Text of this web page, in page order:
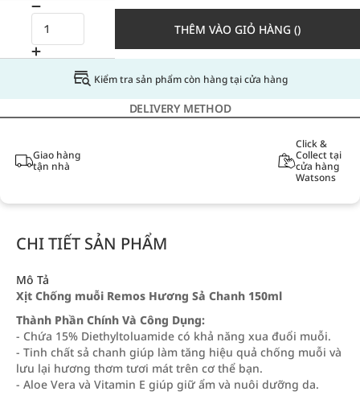
THÊM VÀO GIỎ HÀNG ()
Kiểm tra sản phẩm còn hàng tại cửa hàng
DELIVERY METHOD
Giao hàng
tận nhà
Click &
Collect tại
cửa hàng
Watsons
CHI TIẾT SẢN PHẨM
Mô Tả
Xịt Chống muỗi Remos Hương Sả Chanh 150ml
Thành Phần Chính Và Công Dụng:
- Chứa 15% Diethyltoluamide có khả năng xua đuổi muỗi.
- Tinh chất sả chanh giúp làm tăng hiệu quả chống muỗi và
lưu lại hương thơm tươi mát trên cơ thể bạn.
- Aloe Vera và Vitamin E giúp giữ ẩm và nuôi dưỡng da.